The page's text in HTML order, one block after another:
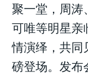
聚一堂，周涛
可唯等明星亲
情演绎，共同
磅登场。发布